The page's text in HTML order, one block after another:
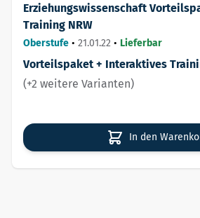
Erziehungswissenschaft
Training NRW
Oberstufe • 21.01.22 • Lieferbar
Vorteilspaket + Interaktives
(+2 weitere Varianten)
In den